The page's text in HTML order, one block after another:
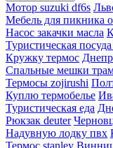
Мотор suzuki df6s
Мебель для пикника
Насос закачки масла
Туристическая
Кружку термос
Спальные мешки
Термосы zojirushi
Куплю термобелье
Туристическая еда
Рюкзак deuter
Надувную лодку пвх
Термос stanley